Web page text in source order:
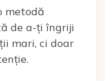
metodă
de a-ți îngriji
mari, ci doar